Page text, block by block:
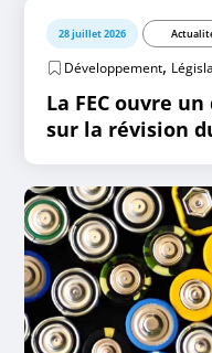
28 juillet 2026
Développement,
La FEC ouvre
sur la révision